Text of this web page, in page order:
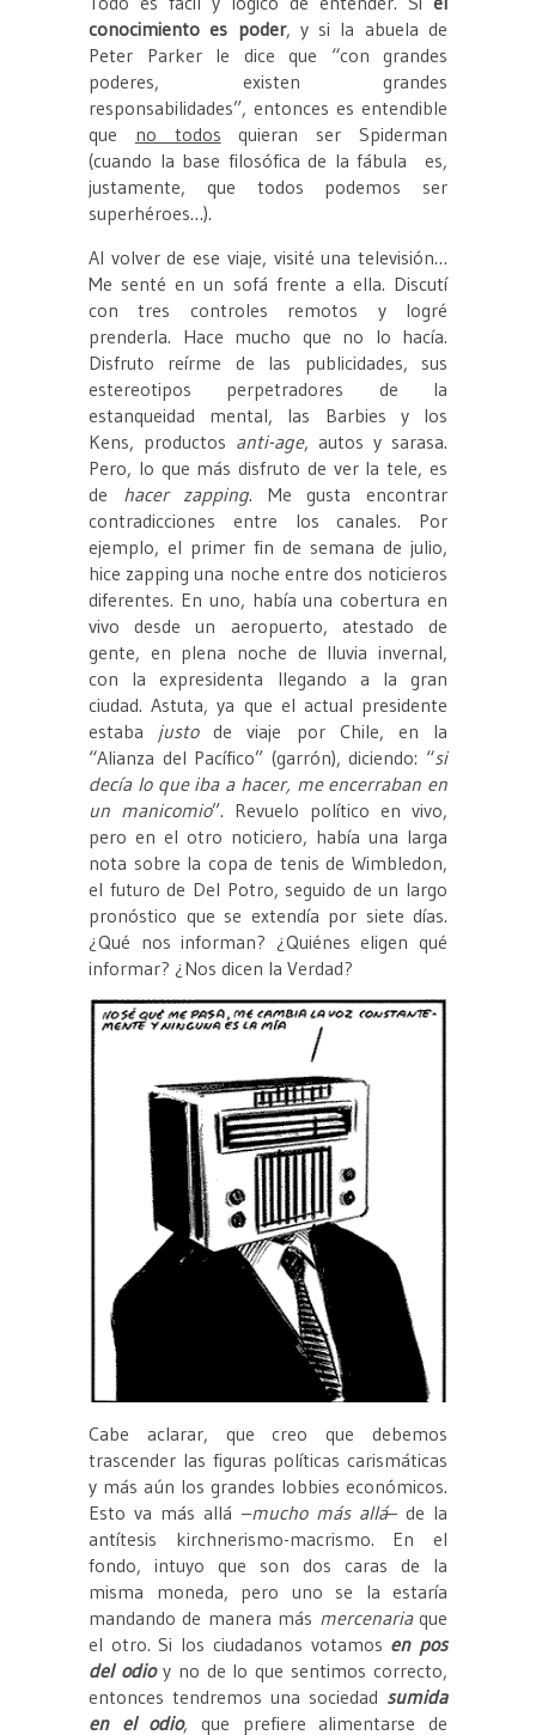
conocimiento es poder, y si la abuela de
Peter Parker le dice que “con grandes
poderes, existen grandes
responsabilidades”, entonces es entendible
que no todos quieran ser Spiderman
(cuando la base filosófica de la fábula es,
justamente, que todos podemos ser
superhéroes…).
Al volver de ese viaje, visité una televisión…
Me senté en un sofá frente a ella. Discutí
con tres controles remotos y logré
prenderla. Hace mucho que no lo hacía.
Disfruto reírme de las publicidades, sus
estereotipos perpetradores de la
estanqueidad mental, las Barbies y los
Kens, productos anti-age, autos y sarasa.
Pero, lo que más disfruto de ver la tele, es
de hacer zapping. Me gusta encontrar
contradicciones entre los canales. Por
ejemplo, el primer fin de semana de julio,
hice zapping una noche entre dos noticieros
diferentes. En uno, había una cobertura en
vivo desde un aeropuerto, atestado de
gente, en plena noche de lluvia invernal,
con la expresidenta llegando a la gran
ciudad. Astuta, ya que el actual presidente
estaba justode viaje por Chile, en la
“Alianza del Pacífico” (garrón), diciendo: “si
decía lo que iba a hacer, me encerraban en
un manicomio”. Revuelo político en vivo,
pero en el otro noticiero, había una larga
nota sobre la copa de tenis de Wimbledon,
el futuro de Del Potro, seguido de un largo
pronóstico que se extendía por siete días.
¿Qué nos informan? ¿Quiénes eligen qué
informar? ¿Nos dicen la Verdad?
Cabe aclarar, que creo que debemos
trascender las figuras políticas carismáticas
y más aún los grandes lobbies económicos.
Esto va más allá –mucho más allá– de la
antítesis kirchnerismo-macrismo. En el
fondo, intuyo que son dos caras de la
misma moneda, pero uno se la estaría
mandando de manera más mercenariaque
el otro. Si los ciudadanos votamos en pos
del odioy no de lo que sentimos correcto,
entonces tendremos una sociedad sumida
en el odio, que prefiere alimentarse de